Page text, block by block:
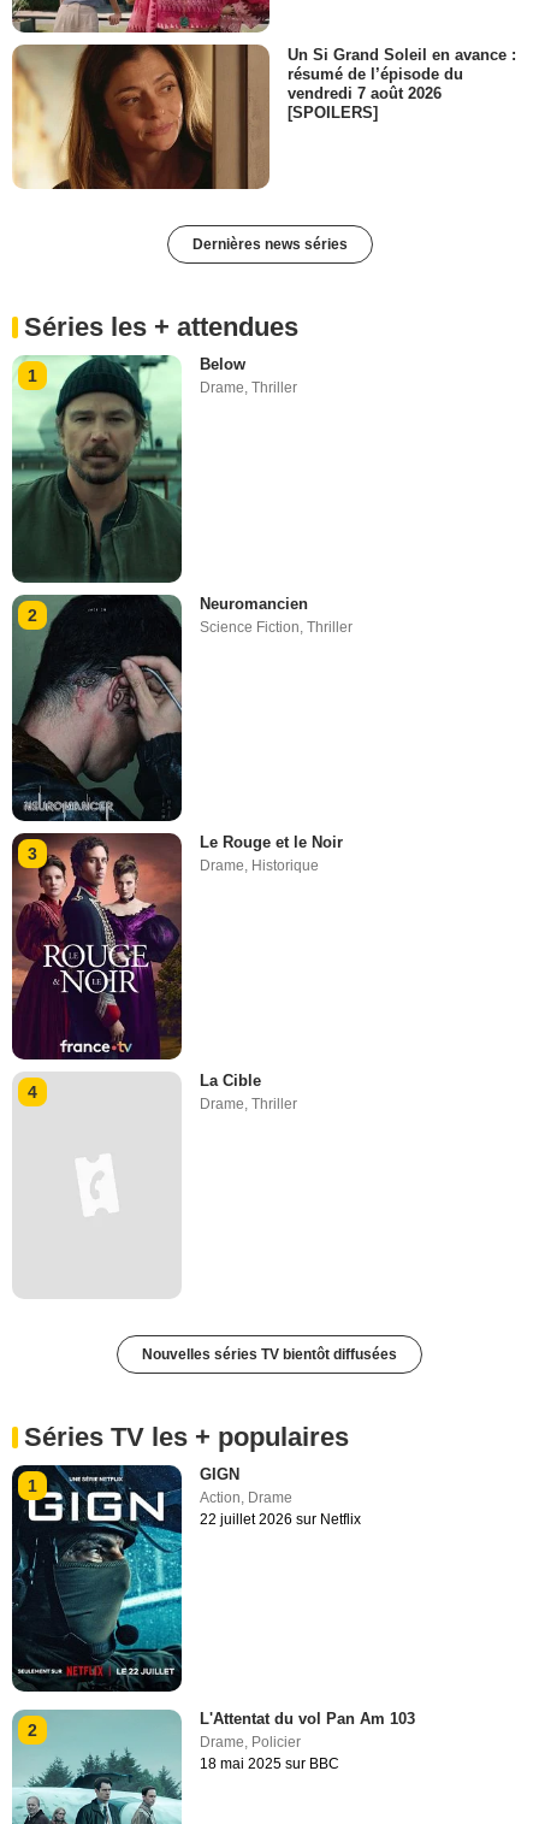
Un Si Grand Soleil en avance :
résumé de l’épisode du
vendredi 7 août 2026
[SPOILERS]
Dernières news séries
Séries les + attendues
1
Below
Drame,Thriller
2
Neuromancien
Science Fiction ,Thriller
3
Le Rouge et le Noir
Drame, Historique
4
La Cible
Drame,Thriller
Nouvelles séries TV bientôt diffusées
Séries TV les + populaires
1
GIGN
Action Drame
22 juillet 2026 sur Netflix
2
L'Attentat du vol Pan Am 103
Drame, Policier
18 mai 2025 sur BBC